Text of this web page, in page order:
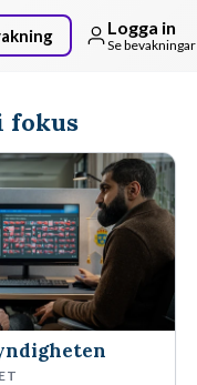
Logga in
Se bevakningar
fokus